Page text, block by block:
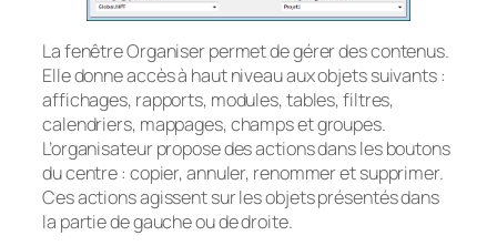
La fenêtre Organiser permet de gérer des contenus.
Elle donne accès à haut niveau aux objets suivants :
affichages, rapports, modules, tables, filtres,
calendriers, mappages, champs et groupes.
L’organisateur propose des actions dans les boutons
du centre : copier, annuler, renommer et supprimer.
Ces actions agissent sur les objets présentés dans
la partie de gauche ou de droite.